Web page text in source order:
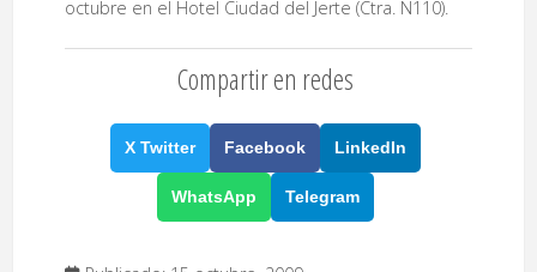
octubre en el Hotel Ciudad del Jerte (Ctra. N110).
Compartir en redes
X Twitter Facebook LinkedIn
WhatsApp Telegram